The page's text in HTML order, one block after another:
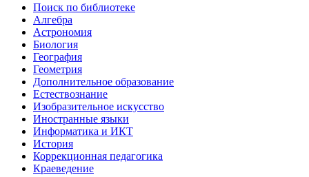
Поиск по библиотеке
Алгебра
Астрономия
Биология
География
Геометрия
Дополнительное образование
Естествознание
Изобразительное искусство
Иностранные языки
Информатика и ИКТ
История
Коррекционная педагогика
Краеведение